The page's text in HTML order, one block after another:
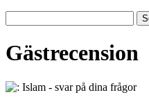
Gästrecension